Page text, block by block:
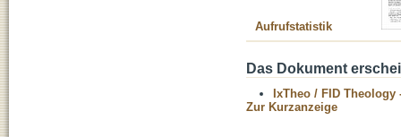
Aufrufstatistik
Das Dokument
IxTheo / FID Theology
Zur Kurzanzeige